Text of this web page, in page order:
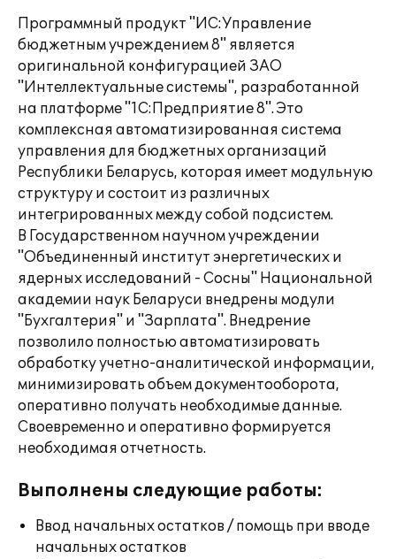
Программный продукт "ИС:Управление
бюджетным учреждением 8" является
оригинальной конфигурацией ЗАО
"Интеллектуальные системы", разработанной
на платформе "1С:Предприятие 8". Это
комплексная автоматизированная система
управления для бюджетных организаций
Республики Беларусь, которая имеет модульную
структуру и состоит из различных
интегрированных между собой подсистем.
В Государственном научном учреждении
"Объединенный институт энергетических и
ядерных исследований - Сосны" Национальной
академии наук Беларуси внедрены модули
"Бухгалтерия" и "Зарплата". Внедрение
позволило полностью автоматизировать
обработку учетно-аналитической информации,
минимизировать объем документооборота,
оперативно получать необходимые данные.
Своевременно и оперативно формируется
необходимая отчетность.
Выполнены следующие работы:
Ввод начальных остатков / помощь при вводе
начальных остатков